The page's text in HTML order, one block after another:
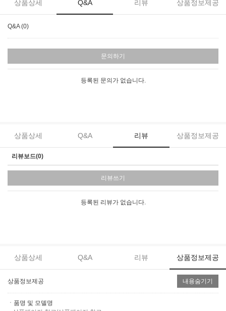
상품상세 Q&A 리뷰 상품정보제공
Q&A (0)
문의하기
등록된 문의가 없습니다.
상품상세 Q&A 리뷰 상품정보제공
리뷰보드(0)
리뷰쓰기
등록된 리뷰가 없습니다.
상품상세 Q&A 리뷰 상품정보제공
상품정보제공 내용숨기기
ㆍ품명 및 모델명